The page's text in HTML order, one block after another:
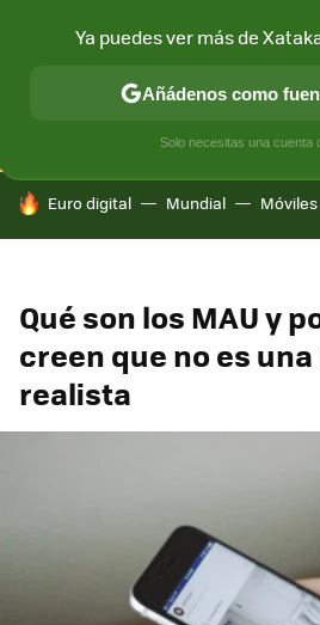
CONECTIVIDAD MÓVIL Y SOCIEDAD
HOY SE HABLA DE
Euro digital Mundial Móviles
Qué son los MAU y
creen que no es
realista
Ya puedes ver más de
Añádenos como
Solo necesitas una cuenta